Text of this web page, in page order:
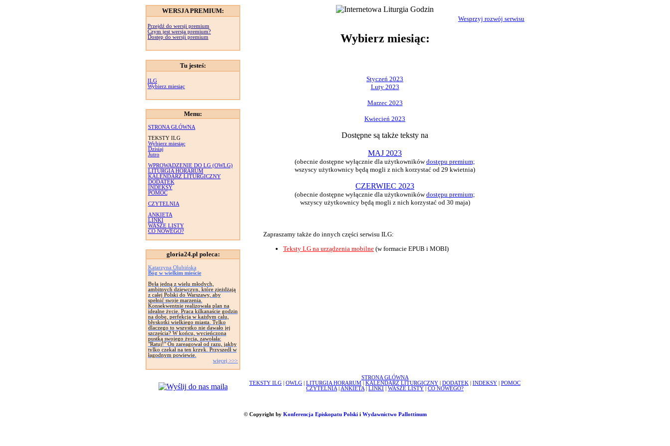
WERSJA PREMIUM:
Przejdź do wersji premium
Czym jest wersja premium?
Dostęp do wersji premium
Tu jesteś:
ILG
Wybierz miesiąc
Menu:
STRONA GŁÓWNA
TEKSTY ILG
Wybierz miesiąc
Dzisiaj
Jutro
WPROWADZENIE DO LG (OWLG)
LITURGIA HORARUM
KALENDARZ LITURGICZNY
DODATEK
INDEKSY
POMOC
CZYTELNIA
ANKIETA
LINKI
WASZE LISTY
CO NOWEGO?
gloria24.pl poleca:
Katarzyna Olubińska
Bóg w wielkim mieście
Była jedną z wielu młodych,
ambitnych dziewczyn, które zjeżdżają
z całej Polski do Warszawy, aby
spełnić swoje marzenia.
Konsekwentnie realizowała plan na
idealne życie. Praca kilkanaście godzin
na dobę, perfekcja w każdym calu,
błyskotki wielkiego miasta. Tylko
dlaczego to wszystko nie dawało jej
szczęścia? W końcu, wycieńczona
pustką swojego życia, zawołała:
"Ratuj!" On zareagował od razu, jakby
tylko czekał na ten krzyk. Przyszedł w
łagodnym powiewie.
więcej >>>
Wesprzyj rozwój serwisu
Wybierz miesiąc:
Styczeń 2023
Luty 2023
Marzec 2023
Kwiecień 2023
Dostępne są także teksty na
MAJ 2023
(obecnie dostępne wyłącznie dla użytkownikówdostępu premium;
wszyscy użytkownicy będą mogli z nich korzystać od 29 kwietnia)
CZERWIEC 2023
(obecnie dostępne wyłącznie dla użytkownikówdostępu premium;
wszyscy użytkownicy będą mogli z nich korzystać od 30 maja)
Zapraszamy także do innych części serwisu ILG:
Teksty LG na urządzenia mobilne (w formacie EPUB i MOBI)
STRONA GŁÓWNA
TEKSTY ILG
OWLG LITURGIA HORARUM KALENDARZ LITURGICZNY DODATEK INDEKSY
POMOC
CZYTELNIA
ANKIETA LINKI WASZE LISTY CO NOWEGO?
© Copyright by Konferencja Episkopatu Polskii Wydawnictwo Pallottinum